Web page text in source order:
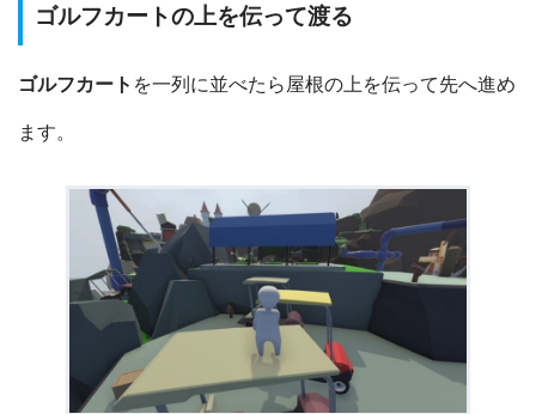
ゴルフカートの上を伝って渡る
ゴルフカート を一列に並べたら屋根の上を伝って先へ進め
ます。